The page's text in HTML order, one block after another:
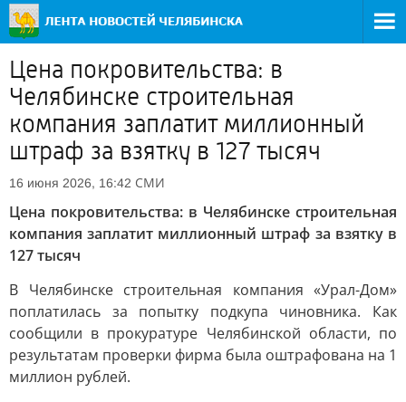
Цена покровительства: в
Челябинске строительная
компания заплатит миллионный
штраф за взятку в 127 тысяч
16 июня 2026, 16:42 СМИ
Цена покровительства: в Челябинске строительная
компания заплатит миллионный штраф за взятку в
127 тысяч
В Челябинске строительная компания «Урал-Дом»
поплатилась за попытку подкупа чиновника. Как
сообщили в прокуратуре Челябинской области, по
результатам проверки фирма была оштрафована на 1
миллион рублей.